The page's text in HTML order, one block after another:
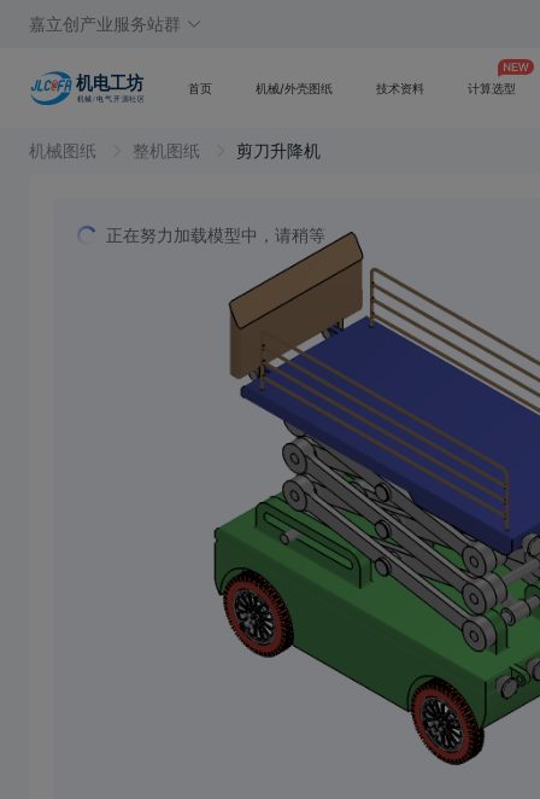
嘉立创产业服务站群
首页 机械/外壳图纸 技术资料 计算选型
机械图纸 整机图纸 剪刀升降机
正在努力加载模型中，请稍等